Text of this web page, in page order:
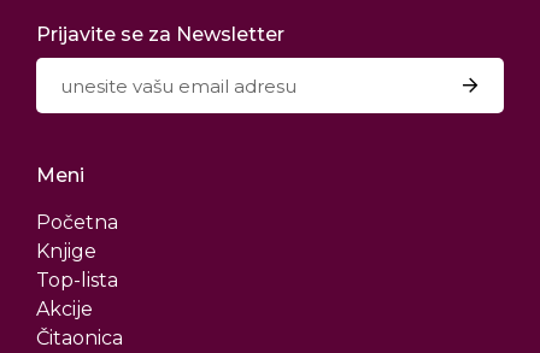
Prijavite se za Newsletter
Meni
Početna
Knjige
Top-lista
Akcije
Čitaonica